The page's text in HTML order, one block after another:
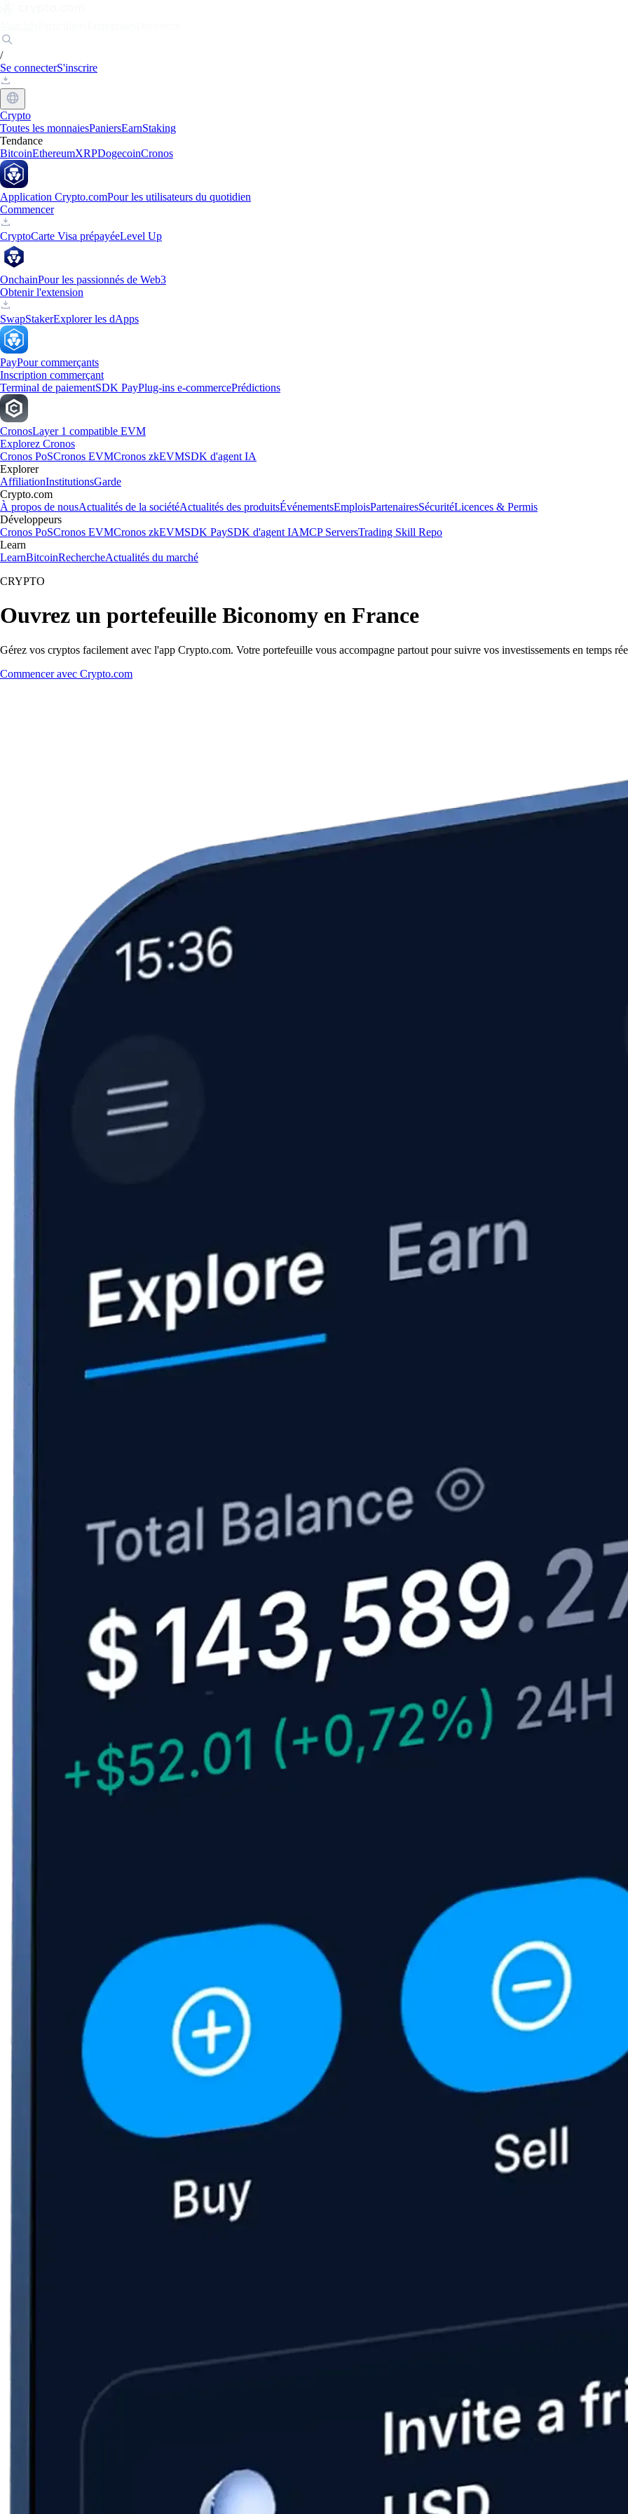
/
Se connecterS'inscrire
Crypto
Toutes les monnaiesPaniersEarnStaking
Tendance
BitcoinEthereumXRPDogecoinCronos
Application Crypto.comPour les utilisateurs du quotidien
Commencer
CryptoCarte Visa prépayéeLevel Up
OnchainPour les passionnés de Web3
Obtenir l'extension
SwapStakerExplorer les dApps
PayPour commerçants
Inscription commerçant
Terminal de paiementSDK PayPlug-ins e-commercePrédictions
CronosLayer 1 compatible EVM
Explorez Cronos
Cronos PoSCronos EVMCronos zkEVMSDK d'agent IA
Explorer
AffiliationInstitutionsGarde
Crypto.com
À propos de nousActualités de la sociétéActualités des produitsÉvénementsEmploisPartenairesSécuritéLicences & Permis
Développeurs
Cronos PoSCronos EVMCronos zkEVMSDK PaySDK d'agent IAMCP ServersTrading Skill Repo
Learn
LearnBitcoinRechercheActualités du marché
CRYPTO
Ouvrez un portefeuille Biconomy en France
Gérez vos cryptos facilement avec l'app Crypto.com. Votre portefeuille vous accompagne partout pour suivre vos investissements en temps
Commencer avec Crypto.com